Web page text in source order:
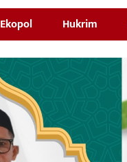
Ekopol Hukrim